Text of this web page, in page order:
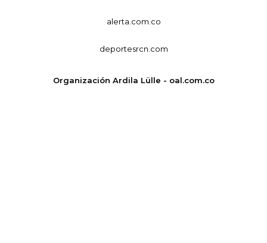
alerta.com.co
deportesrcn.com
Organización Ardila Lülle - oal.com.co